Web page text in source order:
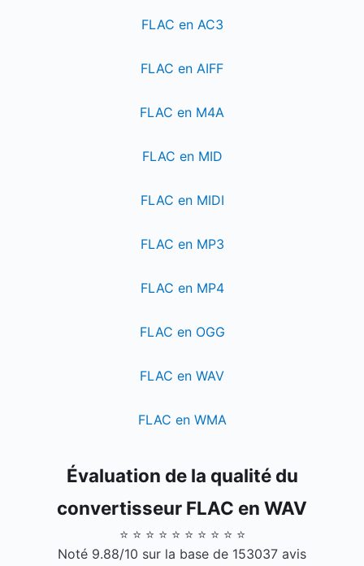
FLAC en AC3
FLAC en AIFF
FLAC en M4A
FLAC en MID
FLAC en MIDI
FLAC en MP3
FLAC en MP4
FLAC en OGG
FLAC en WAV
FLAC en WMA
Évaluation de la qualité du
convertisseur FLAC en WAV
⭐ ⭐ ⭐ ⭐ ⭐ ⭐ ⭐ ⭐ ⭐ ⭐
Noté 9.88/10 sur la base de 153037 avis